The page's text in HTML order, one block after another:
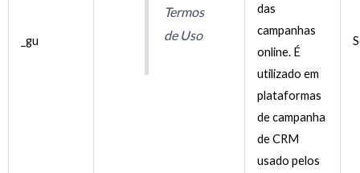
_gu
Termos
de Uso
das
campanhas
online. É
utilizado em
plataformas
de campanha
de CRM
usado pelos